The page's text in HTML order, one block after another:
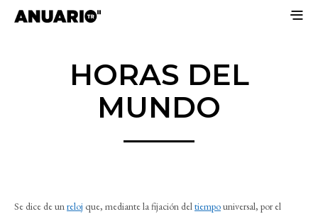
HORAS DEL
MUNDO
Se dice de unreloj que, mediante la fijación deltiempouniversal, por el